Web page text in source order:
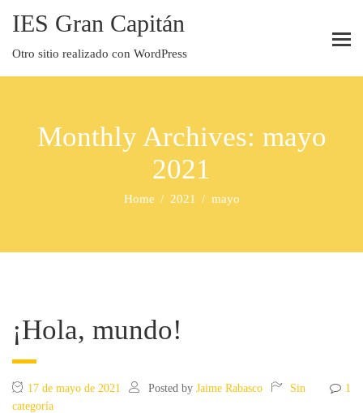
IES Gran Capitán
Otro sitio realizado con WordPress
Monthly Archives: mayo
2021
Home 2021 mayo
¡Hola, mundo!
17 de mayo de 2021 Posted by Jaime Rabasco 1
Sin
categoría